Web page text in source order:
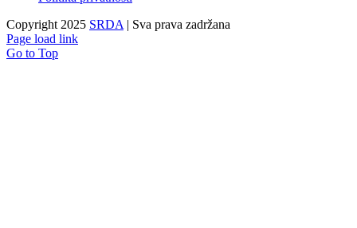
Copyright 2025 SRDA | Sva prava zadržana
Page load link
Go to Top